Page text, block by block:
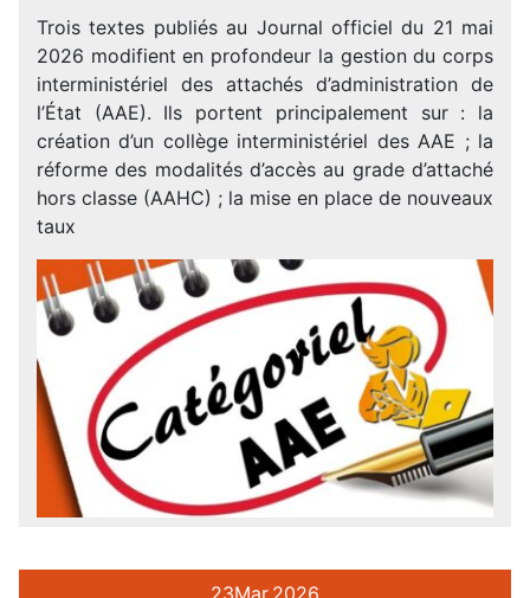
Trois textes publiés au Journal officiel du 21 mai
2026 modifient en profondeur la gestion du corps
interministériel des attachés d’administration de
l’État (AAE). Ils portent principalement sur : la
création d’un collège interministériel des AAE ; la
réforme des modalités d’accès au grade d’attaché
hors classe (AAHC) ; la mise en place de nouveaux
taux